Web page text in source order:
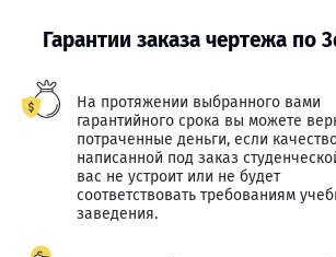
Гарантии заказа чертежа по
На протяжении выбранного вами
гарантийного срока вы можете
потраченные деньги, если
написанной под заказ
вас не устроит или не будет
соответствовать требованиям
заведения.